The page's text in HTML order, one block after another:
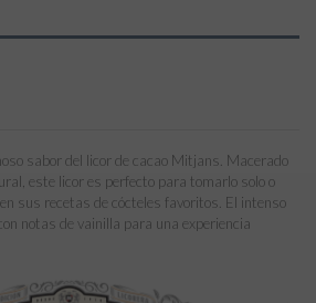
sabor del licor de cacao Mitjans. Macerado
este licor es perfecto para tomarlo solo o
sus recetas de cócteles favoritos. El intenso
notas de vainilla para una experiencia